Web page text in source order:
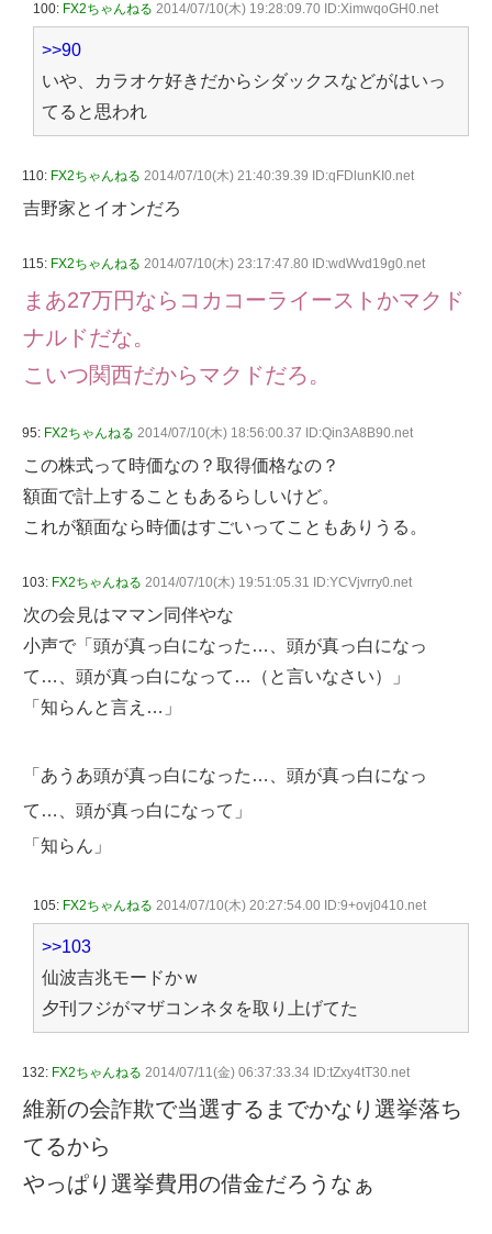
100: FX2ちゃんねる 2014/07/10(木) 19:28:09.70 ID:XimwqoGH0.net
>>90
いや、カラオケ好きだからシダックスなどがはいっ
てると思われ
110: FX2ちゃんねる 2014/07/10(木) 21:40:39.39 ID:qFDlunKI0.net
吉野家とイオンだろ
115: FX2ちゃんねる 2014/07/10(木) 23:17:47.80 ID:wdWvd19g0.net
まあ27万円ならコカコーライーストかマクド
ナルドだな。
こいつ関西だからマクドだろ。
95: FX2ちゃんねる 2014/07/10(木) 18:56:00.37 ID:Qin3A8B90.net
この株式って時価なの？取得価格なの？
額面で計上することもあるらしいけど。
これが額面なら時価はすごいってこともありうる。
103: FX2ちゃんねる 2014/07/10(木) 19:51:05.31 ID:YCVjvrry0.net
次の会見はママン同伴やな
小声で「頭が真っ白になった…、頭が真っ白になっ
て…、頭が真っ白になって…（と言いなさい）」
「知らんと言え…」
「あうあ頭が真っ白になった…、頭が真っ白になっ
て…、頭が真っ白になって」
「知らん」
105: FX2ちゃんねる 2014/07/10(木) 20:27:54.00 ID:9+ovj0410.net
>>103
仙波吉兆モードかｗ
夕刊フジがマザコンネタを取り上げてた
132: FX2ちゃんねる 2014/07/11(金) 06:37:33.34 ID:tZxy4tT30.net
維新の会詐欺で当選するまでかなり選挙落ち
てるから
やっぱり選挙費用の借金だろうなぁ